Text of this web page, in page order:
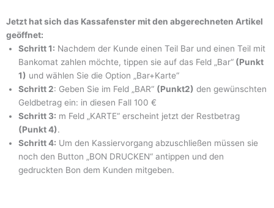
Jetzt hat sich das Kassafenster mit den abgerechneten Artikel
geöffnet:
Schritt 1: Nachdem der Kunde einen Teil Bar und einen Teil mit
Bankomat zahlen möchte, tippen sie auf das Feld „Bar“ (Punkt
1) und wählen Sie die Option „Bar+Karte“
Schritt 2: Geben Sie im Feld „BAR“ (Punkt2) den gewünschten
Geldbetrag ein: in diesen Fall 100 €
Schritt 3: m Feld „KARTE“ erscheint jetzt der Restbetrag
(Punkt 4).
Schritt 4: Um den Kassiervorgang abzuschließen müssen sie
noch den Button „BON DRUCKEN“ antippen und den
gedruckten Bon dem Kunden mitgeben.